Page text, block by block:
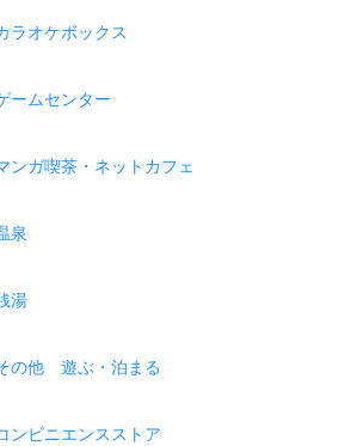
ラオケボックス
ームセンター
ンガ喫茶・ネットカフェ
泉
湯
の他 遊ぶ・泊まる
ンビニエンスストア